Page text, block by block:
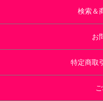
検索＆
お
特定商取